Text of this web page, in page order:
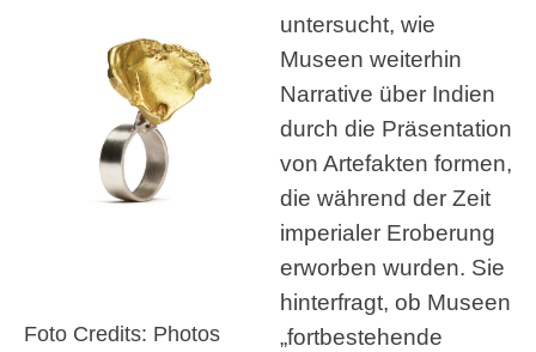
Foto Credits: Photos
untersucht, wie
Museen weiterhin
Narrative über Indien
durch die Präsentation
von Artefakten formen,
die während der Zeit
imperialer Eroberung
erworben wurden. Sie
hinterfragt, ob Museen
„fortbestehende